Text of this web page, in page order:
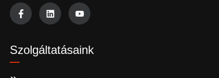
Szolgáltatásaink